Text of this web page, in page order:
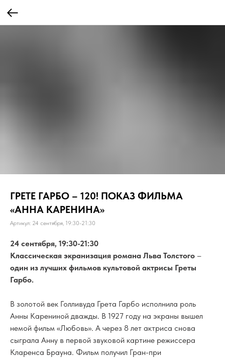
ГРЕТЕ ГАРБО – 120! ПОКАЗ ФИЛЬМА
«АННА КАРЕНИНА»
Артикул: 24 сентября, 19:30-21:30
24 сентября, 19:30-21:30
Классическая экранизация романа Льва Толстого –
один из лучших фильмов культовой актрисы Греты
Гарбо.
В золотой век Голливуда Грета Гарбо исполнила роль
Анны Карениной дважды. В 1927 году на экраны вышел
немой фильм «Любовь». А через 8 лет актриса снова
сыграла Анну в первой звуковой картине режиссера
Кларенса Брауна. Фильм получил Гран-при